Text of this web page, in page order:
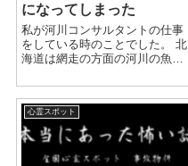
になってしまった
私が河川コンサルタントの仕事
をしている時のことでした。 北
海道は網走の方面の河川の魚類
朝、河川敷にワインレッドのデ
ィーゼルターボのトヨタ カム
リがエンジンをふかしてホース
を繋いで…・自殺未遂現場に出
会...
心霊スポット